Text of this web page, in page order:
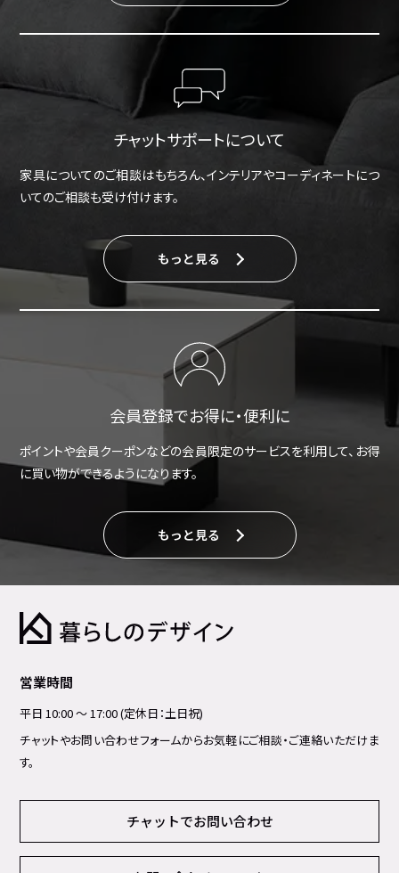
チャットサポートについて
家具についてのご相談はもちろん、インテリアやコーディネートにつ
いてのご相談も受け付けます。
もっと見る
会員登録でお得に・便利に
ポイントや会員クーポンなどの会員限定のサービスを利用して、お得
に買い物ができるようになります。
もっと見る
営業時間
平日 10:00 ～ 17:00 (定休日：土日祝)
チャットやお問い合わせフォームからお気軽にご相談・ご連絡いただけま
す。
チャットでお問い合わせ